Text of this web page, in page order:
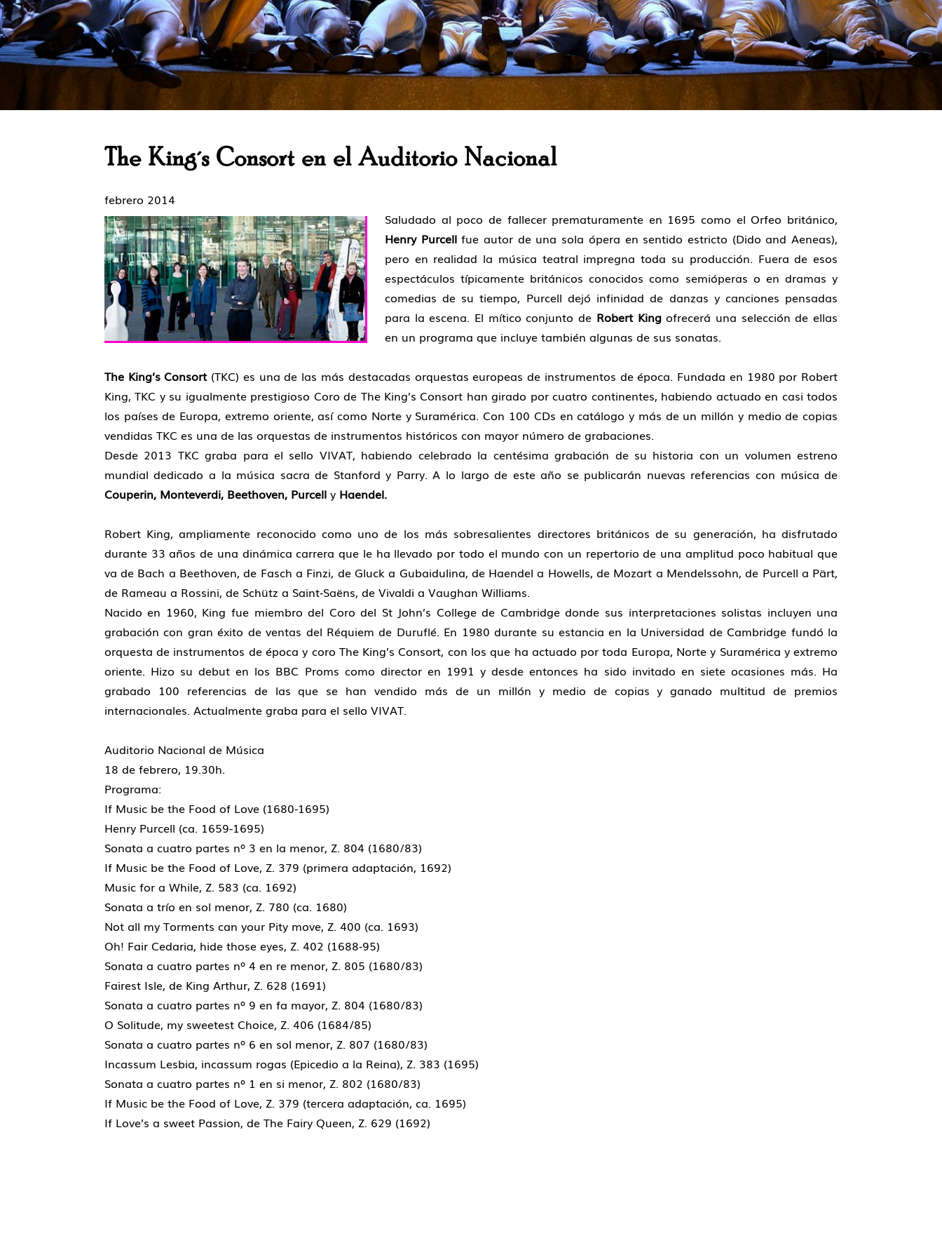
The King´s Consort en el Auditorio Nacional
febrero 2014
Saludado al poco de fallecer prematuramente en 1695 como el Orfeo británico,
Henry Purcellfue autor de una sola ópera en sentido estricto (Dido and Aeneas),
pero en realidad la música teatral impregna toda su producción. Fuera de esos
espectáculos típicamente británicos conocidos como semióperas o en dramas y
comedias de su tiempo, Purcell dejó infinidad de danzas y canciones pensadas
para la escena. El mítico conjunto de Robert Kingofrecerá una selección de ellas
en un programa que incluye también algunas de sus sonatas.
The King’s Consort(TKC) es una de las más destacadas orquestas europeas de instrumentos de época. Fundada en 1980 por Robert
King, TKC y su igualmente prestigioso Coro de The King’s Consort han girado por cuatro continentes, habiendo actuado en casi todos
los países de Europa, extremo oriente, así como Norte y Suramérica. Con 100 CDs en catálogo y más de un millón y medio de copias
vendidas TKC es una de las orquestas de instrumentos históricos con mayor número de grabaciones.
Desde 2013 TKC graba para el sello VIVAT, habiendo celebrado la centésima grabación de su historia con un volumen estreno
mundial dedicado a la música sacra de Stanford y Parry. A lo largo de este año se publicarán nuevas referencias con música de
Couperin, Monteverdi, Beethoven, Purcell y Haendel.
Robert King, ampliamente reconocido como uno de los más sobresalientes directores británicos de su generación, ha disfrutado
durante 33 años de una dinámica carrera que le ha llevado por todo el mundo con un repertorio de una amplitud poco habitual que
va de Bach a Beethoven, de Fasch a Finzi, de Gluck a Gubaidulina, de Haendel a Howells, de Mozart a Mendelssohn, de Purcell a Pärt,
de Rameau a Rossini, de Schütz a Saint‐Saëns, de Vivaldi a Vaughan Williams.
Nacido en 1960, King fue miembro del Coro del St John’s College de Cambridge donde sus interpretaciones solistas incluyen una
grabación con gran éxito de ventas del Réquiem de Duruflé. En 1980 durante su estancia en la Universidad de Cambridge fundó la
orquesta de instrumentos de época y coro The King’s Consort, con los que ha actuado por toda Europa, Norte y Suramérica y extremo
oriente. Hizo su debut en los BBC Proms como director en 1991 y desde entonces ha sido invitado en siete ocasiones más. Ha
grabado 100 referencias de las que se han vendido más de un millón y medio de copias y ganado multitud de premios
internacionales. Actualmente graba para el sello VIVAT.
Auditorio Nacional de Música
18 de febrero, 19.30h.
Programa:
If Music be the Food of Love (1680-1695)
Henry Purcell (ca. 1659-1695)
Sonata a cuatro partes nº 3 en la menor, Z. 804 (1680/83)
If Music be the Food of Love, Z. 379 (primera adaptación, 1692)
Music for a While, Z. 583 (ca. 1692)
Sonata a trío en sol menor, Z. 780 (ca. 1680)
Not all my Torments can your Pity move, Z. 400 (ca. 1693)
Oh! Fair Cedaria, hide those eyes, Z. 402 (1688-95)
Sonata a cuatro partes nº 4 en re menor, Z. 805 (1680/83)
Fairest Isle, de King Arthur, Z. 628 (1691)
Sonata a cuatro partes nº 9 en fa mayor, Z. 804 (1680/83)
O Solitude, my sweetest Choice, Z. 406 (1684/85)
Sonata a cuatro partes nº 6 en sol menor, Z. 807 (1680/83)
Incassum Lesbia, incassum rogas (Epicedio a la Reina), Z. 383 (1695)
Sonata a cuatro partes nº 1 en si menor, Z. 802 (1680/83)
If Music be the Food of Love, Z. 379 (tercera adaptación, ca. 1695)
If Love’s a sweet Passion, de The Fairy Queen, Z. 629 (1692)